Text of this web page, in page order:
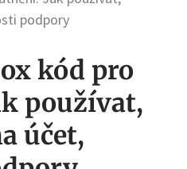
podpory
kód pro
používat,
účet,